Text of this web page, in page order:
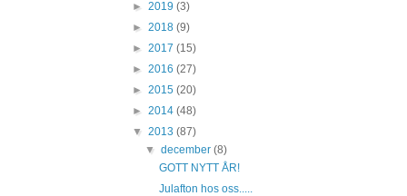
► 2019 (3)
► 2018 (9)
► 2017 (15)
► 2016 (27)
► 2015 (20)
► 2014 (48)
▼ 2013 (87)
▼december(8)
GOTT NYTT ÅR!
Julafton hos oss.....